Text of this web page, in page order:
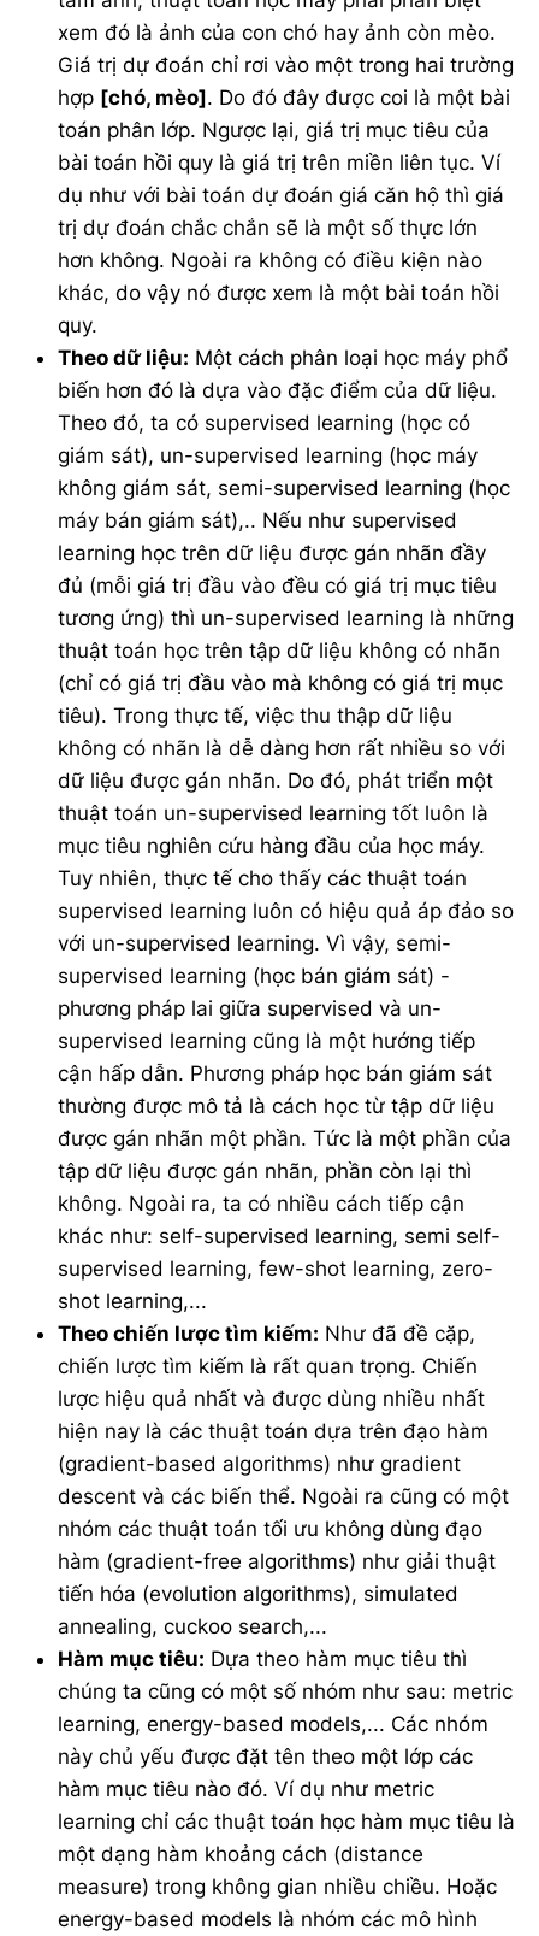
xem đó là ảnh của con chó hay ảnh còn mèo.
Giá trị dự đoán chỉ rơi vào một trong hai trường
hợp [chó, mèo]. Do đó đây được coi là một bài
toán phân lớp. Ngược lại, giá trị mục tiêu của
bài toán hồi quy là giá trị trên miền liên tục. Ví
dụ như với bài toán dự đoán giá căn hộ thì giá
trị dự đoán chắc chắn sẽ là một số thực lớn
hơn không. Ngoài ra không có điều kiện nào
khác, do vậy nó được xem là một bài toán hồi
quy.
Theo dữ liệu: Một cách phân loại học máy phổ
biến hơn đó là dựa vào đặc điểm của dữ liệu.
Theo đó, ta có supervised learning (học có
giám sát), un-supervised learning (học máy
không giám sát, semi-supervised learning (học
máy bán giám sát),.. Nếu như supervised
learning học trên dữ liệu được gán nhãn đầy
đủ (mỗi giá trị đầu vào đều có giá trị mục tiêu
tương ứng) thì un-supervised learning là những
thuật toán học trên tập dữ liệu không có nhãn
(chỉ có giá trị đầu vào mà không có giá trị mục
tiêu). Trong thực tế, việc thu thập dữ liệu
không có nhãn là dễ dàng hơn rất nhiều so với
dữ liệu được gán nhãn. Do đó, phát triển một
thuật toán un-supervised learning tốt luôn là
mục tiêu nghiên cứu hàng đầu của học máy.
Tuy nhiên, thực tế cho thấy các thuật toán
supervised learning luôn có hiệu quả áp đảo so
với un-supervised learning. Vì vậy, semi-
supervised learning (học bán giám sát) -
phương pháp lai giữa supervised và un-
supervised learning cũng là một hướng tiếp
cận hấp dẫn. Phương pháp học bán giám sát
thường được mô tả là cách học từ tập dữ liệu
được gán nhãn một phần. Tức là một phần của
tập dữ liệu được gán nhãn, phần còn lại thì
không. Ngoài ra, ta có nhiều cách tiếp cận
khác như: self-supervised learning, semi self-
supervised learning, few-shot learning, zero-
shot learning,...
Theo chiến lược tìm kiếm: Như đã đề cặp,
chiến lược tìm kiếm là rất quan trọng. Chiến
lược hiệu quả nhất và được dùng nhiều nhất
hiện nay là các thuật toán dựa trên đạo hàm
(gradient-based algorithms) như gradient
descent và các biến thể. Ngoài ra cũng có một
nhóm các thuật toán tối ưu không dùng đạo
hàm (gradient-free algorithms) như giải thuật
tiến hóa (evolution algorithms), simulated
annealing, cuckoo search,...
Hàm mục tiêu: Dựa theo hàm mục tiêu thì
chúng ta cũng có một số nhóm như sau: metric
learning, energy-based models,... Các nhóm
này chủ yếu được đặt tên theo một lớp các
hàm mục tiêu nào đó. Ví dụ như metric
learning chỉ các thuật toán học hàm mục tiêu là
một dạng hàm khoảng cách (distance
measure) trong không gian nhiều chiều. Hoặc
energy-based models là nhóm các mô hình